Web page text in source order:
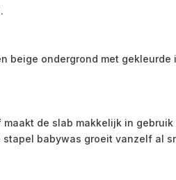
beige ondergrond met gekleurde
de slab makkelijk in
babywas groeit vanzelf al